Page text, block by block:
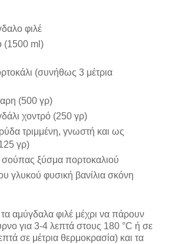
φιλέ
(1500 ml)
(συνήθως 3 μέτρια
(500 γρ)
χοντρό (250 γρ)
τριμμένη, γνωστή και ως
γρ)
σούπας ξύσμα πορτοκαλιού
γλυκού φυσική βανίλια σκόνη
αμύγδαλα φιλέ μέχρι να πάρουν
για 3-4 λεπτά στους 180 °C ή σε
σε μέτρια θερμοκρασία) και τα